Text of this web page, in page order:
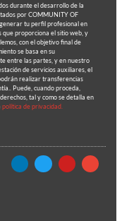
durante el desarrollo de la
por COMMUNITY OF
tu perfil profesional en
que proporciona el sitio web, y
con el objetivo final de
se basa en su
entre las partes, y en nuestro
de servicios auxiliares, el
realizar transferencias
Puede, cuando proceda,
tal y como se detalla en
política de privacidad.